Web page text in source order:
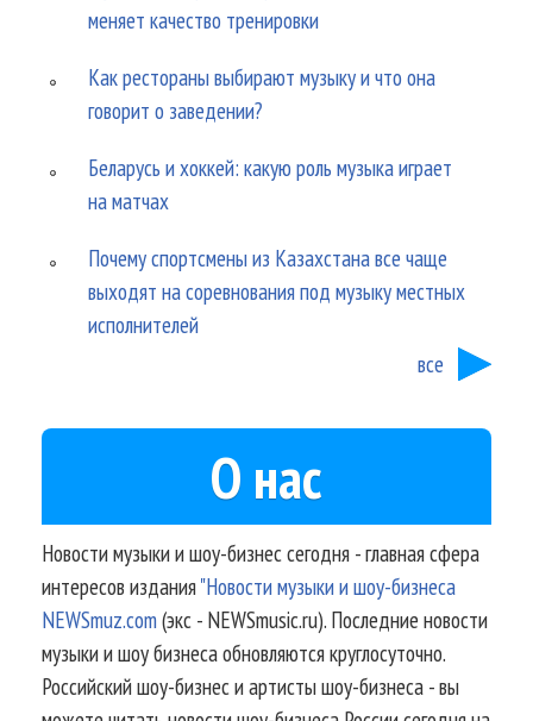
меняет качество тренировки
Как рестораны выбирают музыку и что она
говорит о заведении?
Беларусь и хоккей: какую роль музыка играет
на матчах
Почему спортсмены из Казахстана все чаще
выходят на соревнования под музыку местных
исполнителей
все
О нас
Новости музыки и шоу-бизнес сегодня - главная сфера
интересов издания"Новости музыки и шоу-бизнеса
NEWSmuz.com(экс - NEWSmusic.ru). Последние новости
музыки и шоу бизнеса обновляются круглосуточно.
Российский шоу-бизнес и артисты шоу-бизнеса - вы